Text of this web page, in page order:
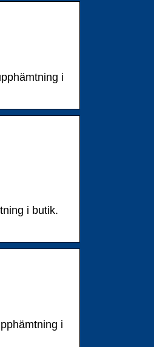
i
i butik.
i